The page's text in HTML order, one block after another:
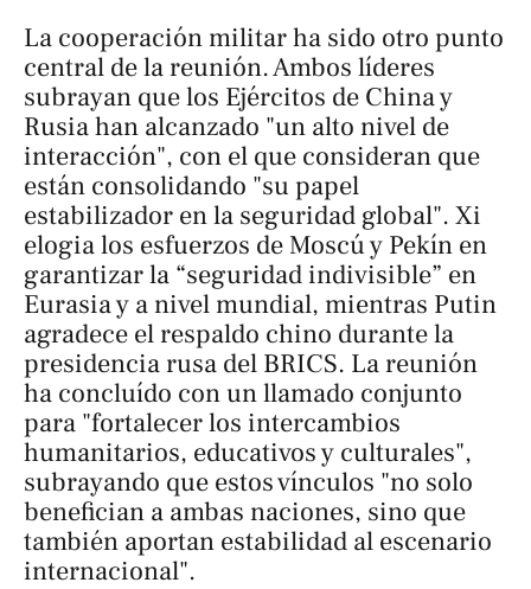
La cooperación militar ha sido otro punto
central de la reunión. Ambos líderes
subrayan que los Ejércitos de China y
Rusia han alcanzado "un alto nivel de
interacción", con el que consideran que
están consolidando "su papel
estabilizador en la seguridad global". Xi
elogia los esfuerzos de Moscú y Pekín en
garantizar la “seguridad indivisible” en
Eurasia y a nivel mundial, mientras Putin
agradece el respaldo chino durante la
presidencia rusa del BRICS. La reunión
ha concluído con un llamado conjunto
para "fortalecer los intercambios
humanitarios, educativos y culturales",
subrayando que estos vínculos "no solo
benefician a ambas naciones, sino que
también aportan estabilidad al escenario
internacional".